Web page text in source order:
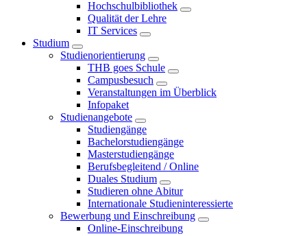
Hochschulbibliothek
Qualität der Lehre
IT Services
Studium
Studienorientierung
THB goes Schule
Campusbesuch
Veranstaltungen im Überblick
Infopaket
Studienangebote
Studiengänge
Bachelorstudiengänge
Masterstudiengänge
Berufsbegleitend / Online
Duales Studium
Studieren ohne Abitur
Internationale Studieninteressierte
Bewerbung und Einschreibung
Online-Einschreibung